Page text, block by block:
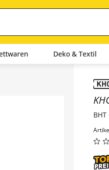
Deko & Textil